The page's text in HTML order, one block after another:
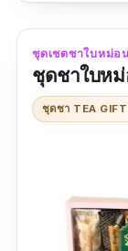
ด้วย แพ็คสิน
ระมัดระวังดี
ชุดเชตชาใบหม่อ
ชุดชาใบหม่
ชุดชา TEA GIFT